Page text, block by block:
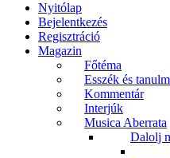
Nyitólap
Bejelentkezés
Regisztráció
Magazin
Főtéma
Esszék és
Kommentár
Interjúk
Musica Aberrata
Dalolj